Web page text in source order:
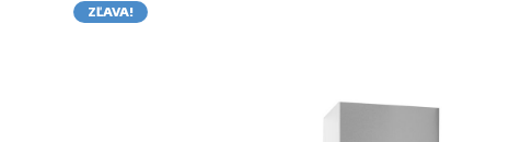
ZĽAVA!